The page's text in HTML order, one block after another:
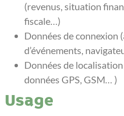
(revenus, situation
fiscale…)
Données de connexion
d’événements,
Données de
données GPS, GSM… )
Usage